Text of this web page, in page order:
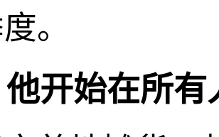
。
开始在所